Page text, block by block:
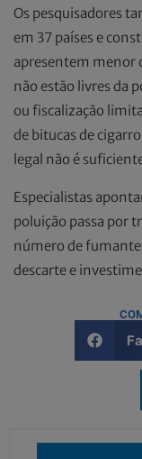
Os pesquisadores
em 37 países e
apresentem menor
não estão livres da
ou fiscalização
de bitucas de
legal não é
Especialistas
poluição passa por
número de
descarte e